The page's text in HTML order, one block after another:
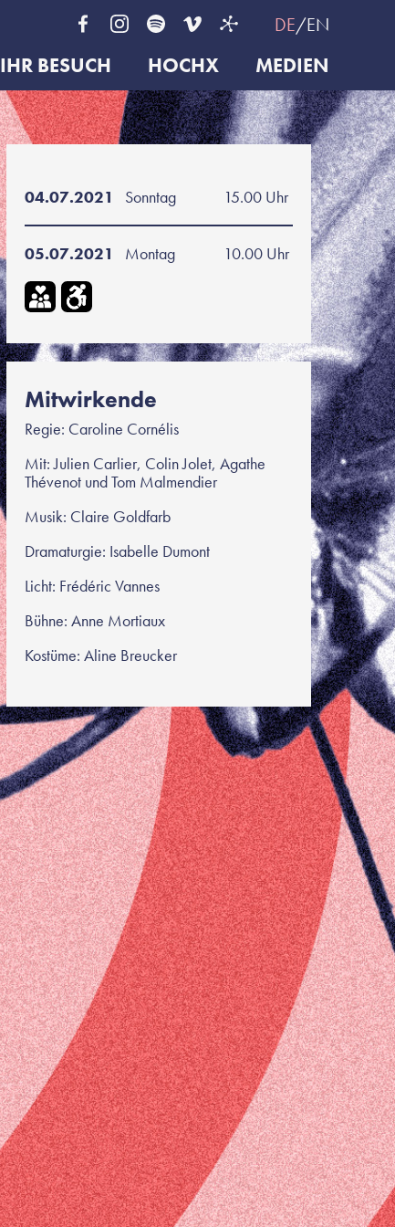
DE EN
IHR BESUCH HOCHX MEDIEN
04.07.2021 Sonntag 15.00 Uhr
05.07.2021 Montag 10.00 Uhr
Mitwirkende
Regie: Caroline Cornélis
Mit: Julien Carlier, Colin Jolet, Agathe
Thévenot und Tom Malmendier
Musik: Claire Goldfarb
Dramaturgie: Isabelle Dumont
Licht: Frédéric Vannes
Bühne: Anne Mortiaux
Kostüme: Aline Breucker